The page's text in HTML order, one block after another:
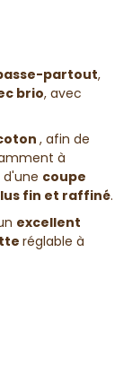
partout,
brio, avec
, afin de
à
d'une coupe
fin et raffiné.
excellent
réglable à